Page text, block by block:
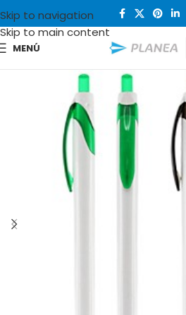
Skip to navigation
Skip to main content
MENÚ